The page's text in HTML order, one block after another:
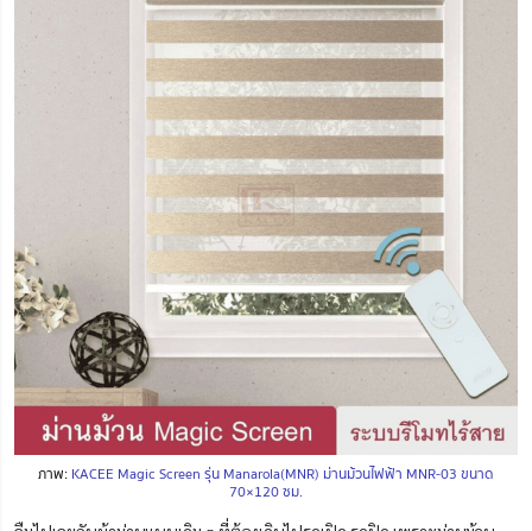
ภาพ: KACEE Magic Screen รุ่น Manarola(MNR) ม่านม้วนไฟฟ้า MNR-03 ขนาด
70×120 ซม.